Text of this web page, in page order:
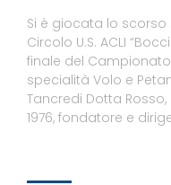
Si è giocata lo scorso
Circolo U.S. ACLI
finale del Campionato
specialità Volo e
Tancredi Dotta
1976, fondatore e